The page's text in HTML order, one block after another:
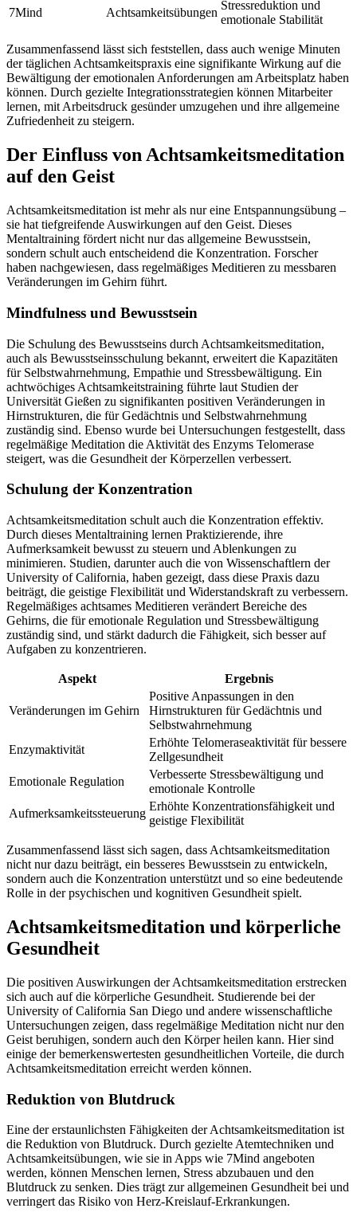
7Mind Achtsamkeitsübungen
Stressreduktion und
emotionale Stabilität
Zusammenfassend lässt sich feststellen, dass auch wenige Minuten
der täglichen Achtsamkeitspraxis eine signifikante Wirkung auf die
Bewältigung der emotionalen Anforderungen am Arbeitsplatz haben
können. Durch gezielte Integrationsstrategien können Mitarbeiter
lernen, mit Arbeitsdruck gesünder umzugehen und ihre allgemeine
Zufriedenheit zu steigern.
Der Einfluss von Achtsamkeitsmeditation
auf den Geist
Achtsamkeitsmeditation ist mehr als nur eine Entspannungsübung –
sie hat tiefgreifende Auswirkungen auf den Geist. Dieses
Mentaltraining fördert nicht nur das allgemeine Bewusstsein,
sondern schult auch entscheidend die Konzentration. Forscher
haben nachgewiesen, dass regelmäßiges Meditieren zu messbaren
Veränderungen im Gehirn führt.
Mindfulness und Bewusstsein
Die Schulung des Bewusstseins durch Achtsamkeitsmeditation,
auch als Bewusstseinsschulung bekannt, erweitert die Kapazitäten
für Selbstwahrnehmung, Empathie und Stressbewältigung. Ein
achtwöchiges Achtsamkeitstraining führte laut Studien der
Universität Gießen zu signifikanten positiven Veränderungen in
Hirnstrukturen, die für Gedächtnis und Selbstwahrnehmung
zuständig sind. Ebenso wurde bei Untersuchungen festgestellt, dass
regelmäßige Meditation die Aktivität des Enzyms Telomerase
steigert, was die Gesundheit der Körperzellen verbessert.
Schulung der Konzentration
Achtsamkeitsmeditation schult auch die Konzentration effektiv.
Durch dieses Mentaltraining lernen Praktizierende, ihre
Aufmerksamkeit bewusst zu steuern und Ablenkungen zu
minimieren. Studien, darunter auch die von Wissenschaftlern der
University of California, haben gezeigt, dass diese Praxis dazu
beiträgt, die geistige Flexibilität und Widerstandskraft zu verbessern.
Regelmäßiges achtsames Meditieren verändert Bereiche des
Gehirns, die für emotionale Regulation und Stressbewältigung
zuständig sind, und stärkt dadurch die Fähigkeit, sich besser auf
Aufgaben zu konzentrieren.
Aspekt Ergebnis
Veränderungen im Gehirn
Positive Anpassungen in den
Hirnstrukturen für Gedächtnis und
Selbstwahrnehmung
Enzymaktivität
Erhöhte Telomeraseaktivität für bessere
Zellgesundheit
Emotionale Regulation
Verbesserte Stressbewältigung und
emotionale Kontrolle
Aufmerksamkeitssteuerung
Erhöhte Konzentrationsfähigkeit und
geistige Flexibilität
Zusammenfassend lässt sich sagen, dass Achtsamkeitsmeditation
nicht nur dazu beiträgt, ein besseres Bewusstsein zu entwickeln,
sondern auch die Konzentration unterstützt und so eine bedeutende
Rolle in der psychischen und kognitiven Gesundheit spielt.
Achtsamkeitsmeditation und körperliche
Gesundheit
Die positiven Auswirkungen der Achtsamkeitsmeditation erstrecken
sich auch auf die körperliche Gesundheit. Studierende bei der
University of California San Diego und andere wissenschaftliche
Untersuchungen zeigen, dass regelmäßige Meditation nicht nur den
Geist beruhigen, sondern auch den Körper heilen kann. Hier sind
einige der bemerkenswertesten gesundheitlichen Vorteile, die durch
Achtsamkeitsmeditation erreicht werden können.
Reduktion von Blutdruck
Eine der erstaunlichsten Fähigkeiten der Achtsamkeitsmeditation ist
die Reduktion von Blutdruck. Durch gezielte Atemtechniken und
Achtsamkeitsübungen, wie sie in Apps wie 7Mind angeboten
werden, können Menschen lernen, Stress abzubauen und den
Blutdruck zu senken. Dies trägt zur allgemeinen Gesundheit bei und
verringert das Risiko von Herz-Kreislauf-Erkrankungen.